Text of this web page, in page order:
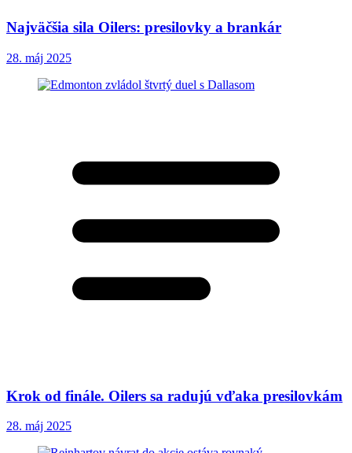
Najväčšia sila Oilers: presilovky a brankár
28. máj 2025
Krok od finále. Oilers sa radujú vďaka presilovkám
28. máj 2025